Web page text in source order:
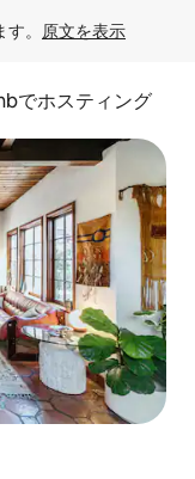
。 原文を表示
でホスティング